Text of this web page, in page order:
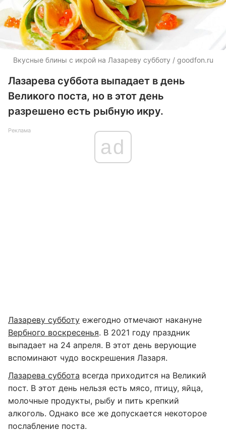
Вкусные блины с икрой на Лазареву субботу / goodfon.ru
Лазарева суббота выпадает в день
Великого поста, но в этот день
разрешено есть рыбную икру.
Реклама
ad
Лазареву субботу ежегодно отмечают накануне
Вербного воскресенья. В 2021 году праздник
выпадает на 24 апреля. В этот день верующие
вспоминают чудо воскрешения Лазаря.
Лазарева суббота всегда приходится на Великий
пост. В этот день нельзя есть мясо, птицу, яйца,
молочные продукты, рыбу и пить крепкий
алкоголь. Однако все же допускается некоторое
послабление поста.